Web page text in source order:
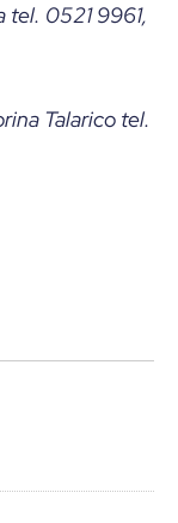
tel. 0521 9961,
Talarico tel.